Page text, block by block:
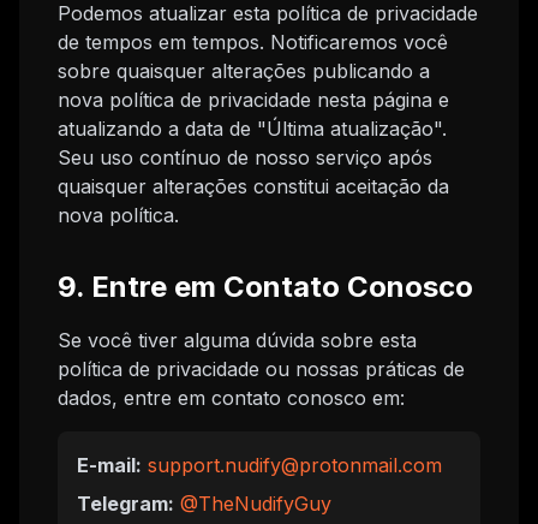
Podemos atualizar esta política de privacidade
de tempos em tempos. Notificaremos você
sobre quaisquer alterações publicando a
nova política de privacidade nesta página e
atualizando a data de "Última atualização".
Seu uso contínuo de nosso serviço após
quaisquer alterações constitui aceitação da
nova política.
9. Entre em Contato Conosco
Se você tiver alguma dúvida sobre esta
política de privacidade ou nossas práticas de
dados, entre em contato conosco em:
E-mail: support.nudify@protonmail.com
Telegram: @TheNudifyGuy